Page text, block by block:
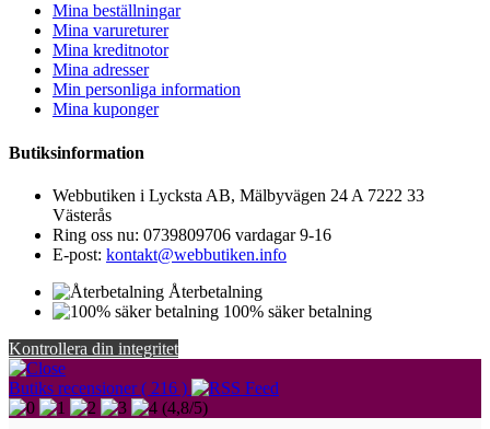
Mina beställningar
Mina varureturer
Mina kreditnotor
Mina adresser
Min personliga information
Mina kuponger
Butiksinformation
Webbutiken i Lycksta AB, Mälbyvägen 24 A 7222 33
Västerås
Ring oss nu: 0739809706 vardagar 9-16
E-post: kontakt@webbutiken.info
Återbetalning
100% säker betalning
Kontrollera din integritet
Butiks recensioner ( 216 )
(4,8/5)